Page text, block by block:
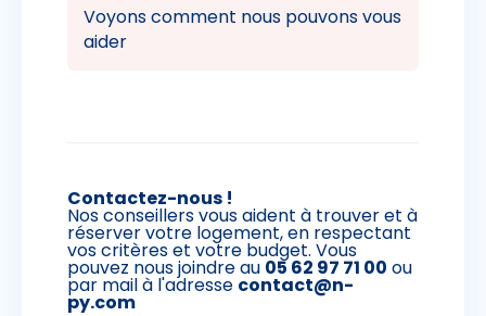
Voyons comment nous pouvons vous
aider
Contactez-nous !
Nos conseillers vous aident à trouver et à
réserver votre logement, en respectant
vos critères et votre budget. Vous
pouvez nous joindre au 05 62 97 71 00 ou
par mail à l'adresse contact@n-
py.com